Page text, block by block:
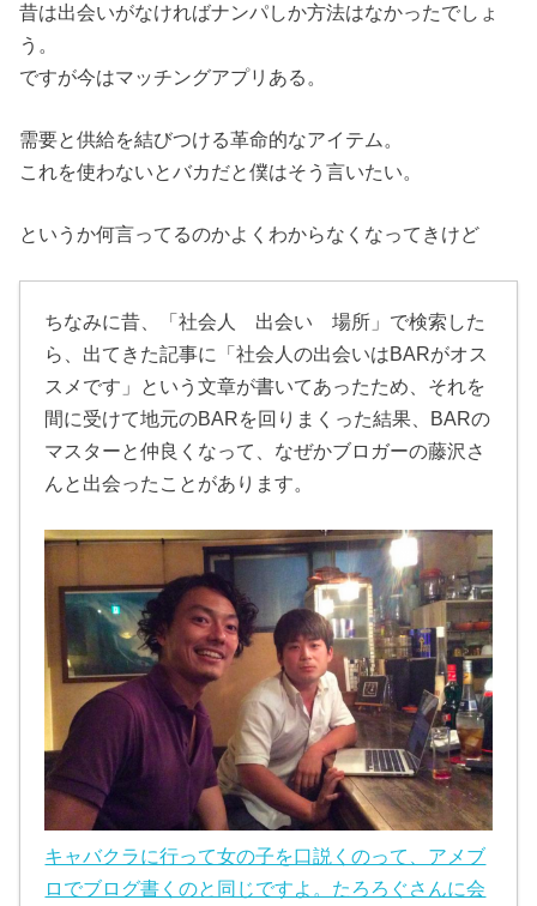
昔は出会いがなければナンパしか方法はなかったでしょ
う。
ですが今はマッチングアプリある。
需要と供給を結びつける革命的なアイテム。
これを使わないとバカだと僕はそう言いたい。
というか何言ってるのかよくわからなくなってきけど
ちなみに昔、「社会人 出会い 場所」で検索した
ら、出てきた記事に「社会人の出会いはBARがオス
スメです」という文章が書いてあったため、それを
間に受けて地元のBARを回りまくった結果、BARの
マスターと仲良くなって、なぜかブロガーの藤沢さ
んと出会ったことがあります。
キャバクラに行って女の子を口説くのって、アメブ
ロでブログ書くのと同じですよ。たろろぐさんに会